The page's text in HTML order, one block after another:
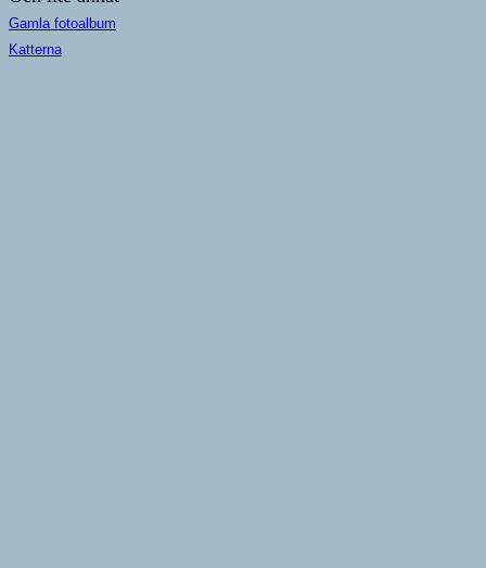
Gamla fotoalbum
Katterna